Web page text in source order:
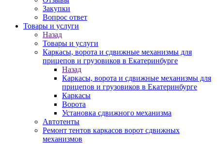
Закупки
Вопрос ответ
Товары и услуги
Назад
Товары и услуги
Каркасы, ворота и сдвижные механизмы для
прицепов и грузовиков в Екатеринбурге
Назад
Каркасы, ворота и сдвижные механизмы для
прицепов и грузовиков в Екатеринбурге
Каркасы
Ворота
Установка сдвижного механизма
Автотенты
Ремонт тентов каркасов ворот сдвижных
механизмов